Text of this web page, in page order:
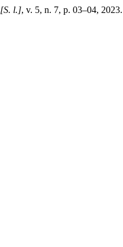
[S. l.], v. 5, n. 7, p. 03–04,